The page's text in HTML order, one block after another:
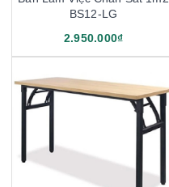
BS12-LG
2.950.000₫